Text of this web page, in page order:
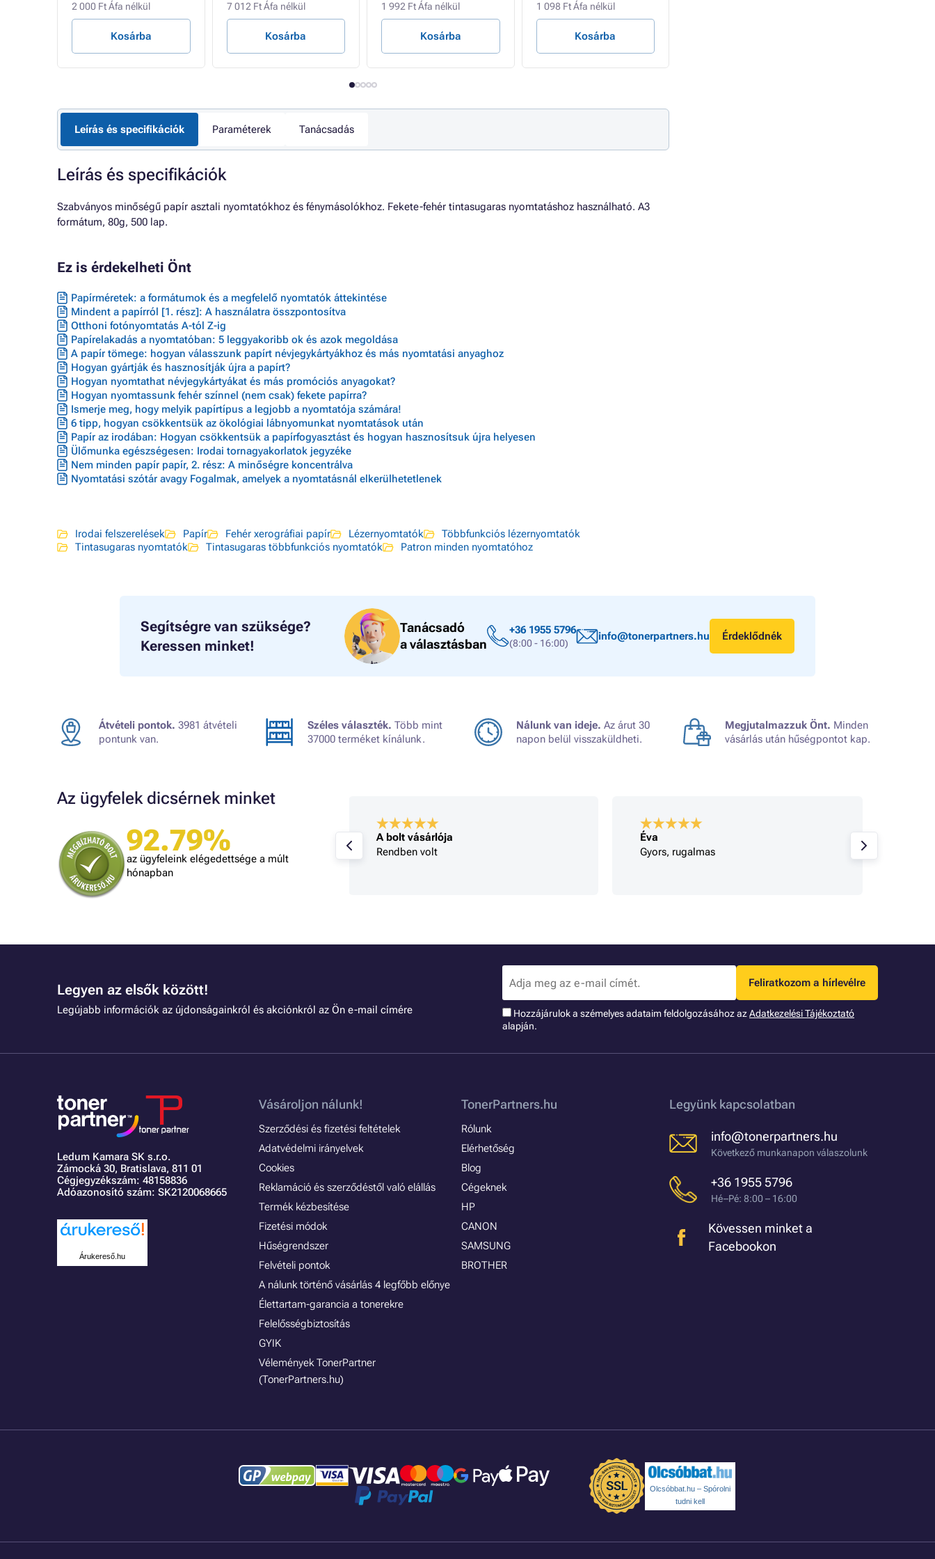
2 000 Ft Áfa nélkül
Kosárba
7 012 Ft Áfa nélkül
Kosárba
1 992 Ft Áfa nélkül
Kosárba
1 098 Ft Áfa nélkül
Kosárba
Leírás és specifikációk Paraméterek Tanácsadás
Leírás és specifikációk
Szabványos minőségű papír asztali nyomtatókhoz és fénymásolókhoz. Fekete-fehér tintasugaras nyomtatáshoz használható. A3
formátum, 80g, 500 lap.
Ez is érdekelheti Önt
Papírméretek: a formátumok és a megfelelő nyomtatók áttekintése
Mindent a papírról [1. rész]: A használatra összpontosítva
Otthoni fotónyomtatás A-tól Z-ig
Papírelakadás a nyomtatóban: 5 leggyakoribb ok és azok megoldása
A papír tömege: hogyan válasszunk papírt névjegykártyákhoz és más nyomtatási anyaghoz
Hogyan gyártják és hasznosítják újra a papírt?
Hogyan nyomtathat névjegykártyákat és más promóciós anyagokat?
Hogyan nyomtassunk fehér színnel (nem csak) fekete papírra?
Ismerje meg, hogy melyik papírtípus a legjobb a nyomtatója számára!
6 tipp, hogyan csökkentsük az ökológiai lábnyomunkat nyomtatások után
Papír az irodában: Hogyan csökkentsük a papírfogyasztást és hogyan hasznosítsuk újra helyesen
Ülőmunka egészségesen: Irodai tornagyakorlatok jegyzéke
Nem minden papír papír, 2. rész: A minőségre koncentrálva
Nyomtatási szótár avagy Fogalmak, amelyek a nyomtatásnál elkerülhetetlenek
Irodai felszerelések Papír Fehér xerográfiai papír Lézernyomtatók
Többfunkciós lézernyomtatók
Tintasugaras nyomtatók
Tintasugaras többfunkciós nyomtatók Patron minden nyomtatóhoz
Segítségre van szüksége?
Keressen minket!
Tanácsadó
a választásban
+36 1955 5796
(8:00 - 16:00)
info@tonerpartners.hu Érdeklődnék
Átvételi pontok. 3981 átvételi
pontunk van.
Széles választék. Több mint
37000 terméket kínálunk.
Nálunk van ideje. Az árut 30
napon belül visszaküldheti.
Megjutalmazzuk Önt. Minden
vásárlás után hűségpontot kap.
Az ügyfelek dicsérnek minket
92.79%
az ügyfeleink elégedettsége a múlt
hónapban
A bolt vásárlója
Minden úgy történt ahogyan ígérték.
gy kéne minden kereskedőnek dolgozni.
A bolt vásárlója
Rendben volt
Éva
Gyors, rugalmas
Legyen az elsők között!
Legújabb információk az újdonságainkról és akciónkról az Ön e-mail címére
Feliratkozom a hírlevélre
Hozzájárulok a szémelyes adataim feldolgozásához azAdatkezelési Tájékoztató
alapján.
Ledum Kamara SK s.r.o.
Zámocká 30, Bratislava, 811 01
Cégjegyzékszám: 48158836
Adóazonosító szám: SK2120068665
Árukereső.hu
Vásároljon nálunk!
Szerződési és fizetési feltételek
Adatvédelmi irányelvek
Cookies
Reklamáció és szerződéstől való elállás
Termék kézbesítése
Fizetési módok
Hűségrendszer
Felvételi pontok
A nálunk történő vásárlás 4 legfőbb előnye
Élettartam-garancia a tonerekre
Felelősségbiztosítás
GYIK
Vélemények TonerPartner
(TonerPartners.hu)
TonerPartners.hu
Rólunk
Elérhetőség
Blog
Cégeknek
HP
CANON
SAMSUNG
BROTHER
Legyünk kapcsolatban
info@tonerpartners.hu
Következő munkanapon válaszolunk
+36 1955 5796
Hé–Pé: 8:00 – 16:00
Kövessen minket a
Facebookon
Olcsóbbat.hu – Spórolni
tudni kell